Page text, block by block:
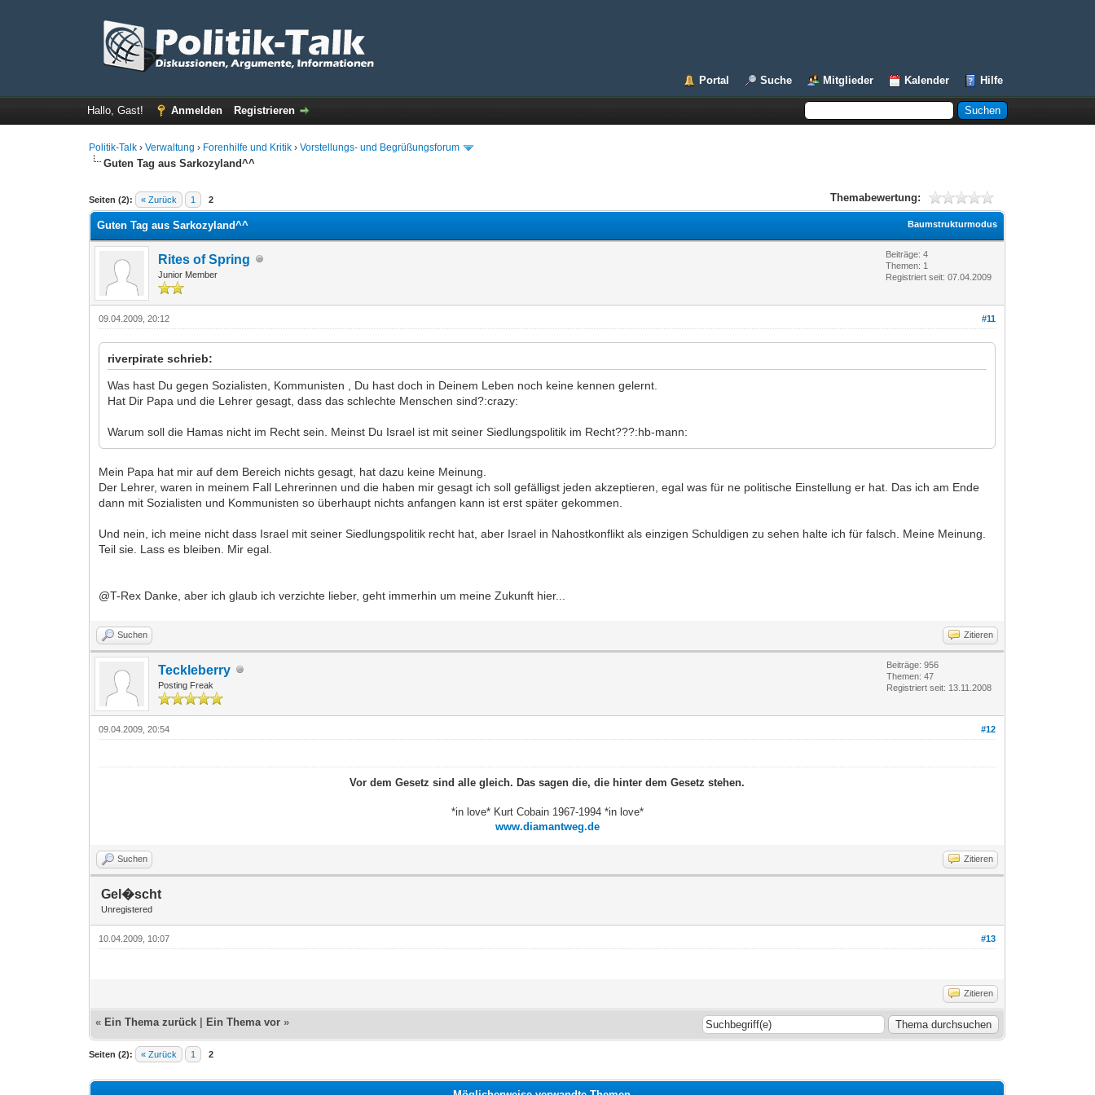
Portal Suche Mitglieder Kalender Hilfe
Hallo, Gast! Anmelden Registrieren
Politik-Talk ›Verwaltung › Forenhilfe und Kritik ›Vorstellungs- und Begrüßungsforum
Guten Tag aus Sarkozyland^^
Seiten (2): « Zurück 1 2 Themabewertung:
0 Bewertung(en) - 0 im Durchschnitt
1
2
3
4
5
Baumstrukturmodus
Guten Tag aus Sarkozyland^^
Rites of Spring
Junior Member
Beiträge: 4
Themen: 1
Registriert seit: 07.04.2009
#11
09.04.2009, 20:12
riverpirate schrieb:
Was hast Du gegen Sozialisten, Kommunisten , Du hast doch in Deinem Leben noch keine kennen gelernt.
Hat Dir Papa und die Lehrer gesagt, dass das schlechte Menschen sind?:crazy:
Warum soll die Hamas nicht im Recht sein. Meinst Du Israel ist mit seiner Siedlungspolitik im Recht???:hb-mann:
Mein Papa hat mir auf dem Bereich nichts gesagt, hat dazu keine Meinung.
Der Lehrer, waren in meinem Fall Lehrerinnen und die haben mir gesagt ich soll gefälligst jeden akzeptieren, egal was für ne politische Einstellung er hat. Das ich am Ende
dann mit Sozialisten und Kommunisten so überhaupt nichts anfangen kann ist erst später gekommen.
Und nein, ich meine nicht dass Israel mit seiner Siedlungspolitik recht hat, aber Israel in Nahostkonflikt als einzigen Schuldigen zu sehen halte ich für falsch. Meine Meinung.
Teil sie. Lass es bleiben. Mir egal.
@T-Rex Danke, aber ich glaub ich verzichte lieber, geht immerhin um meine Zukunft hier...
Suchen Zitieren
Teckleberry
Posting Freak
Beiträge: 956
Themen: 47
Registriert seit: 13.11.2008
#12
09.04.2009, 20:54
Vor dem Gesetz sind alle gleich. Das sagen die, die hinter dem Gesetz stehen.
*in love* Kurt Cobain 1967-1994 *in love*
www.diamantweg.de
Suchen Zitieren
Gel�scht
Unregistered
#13
10.04.2009, 10:07
Zitieren
« Ein Thema zurück Ein Thema vor »
Seiten (2): « Zurück 1 2